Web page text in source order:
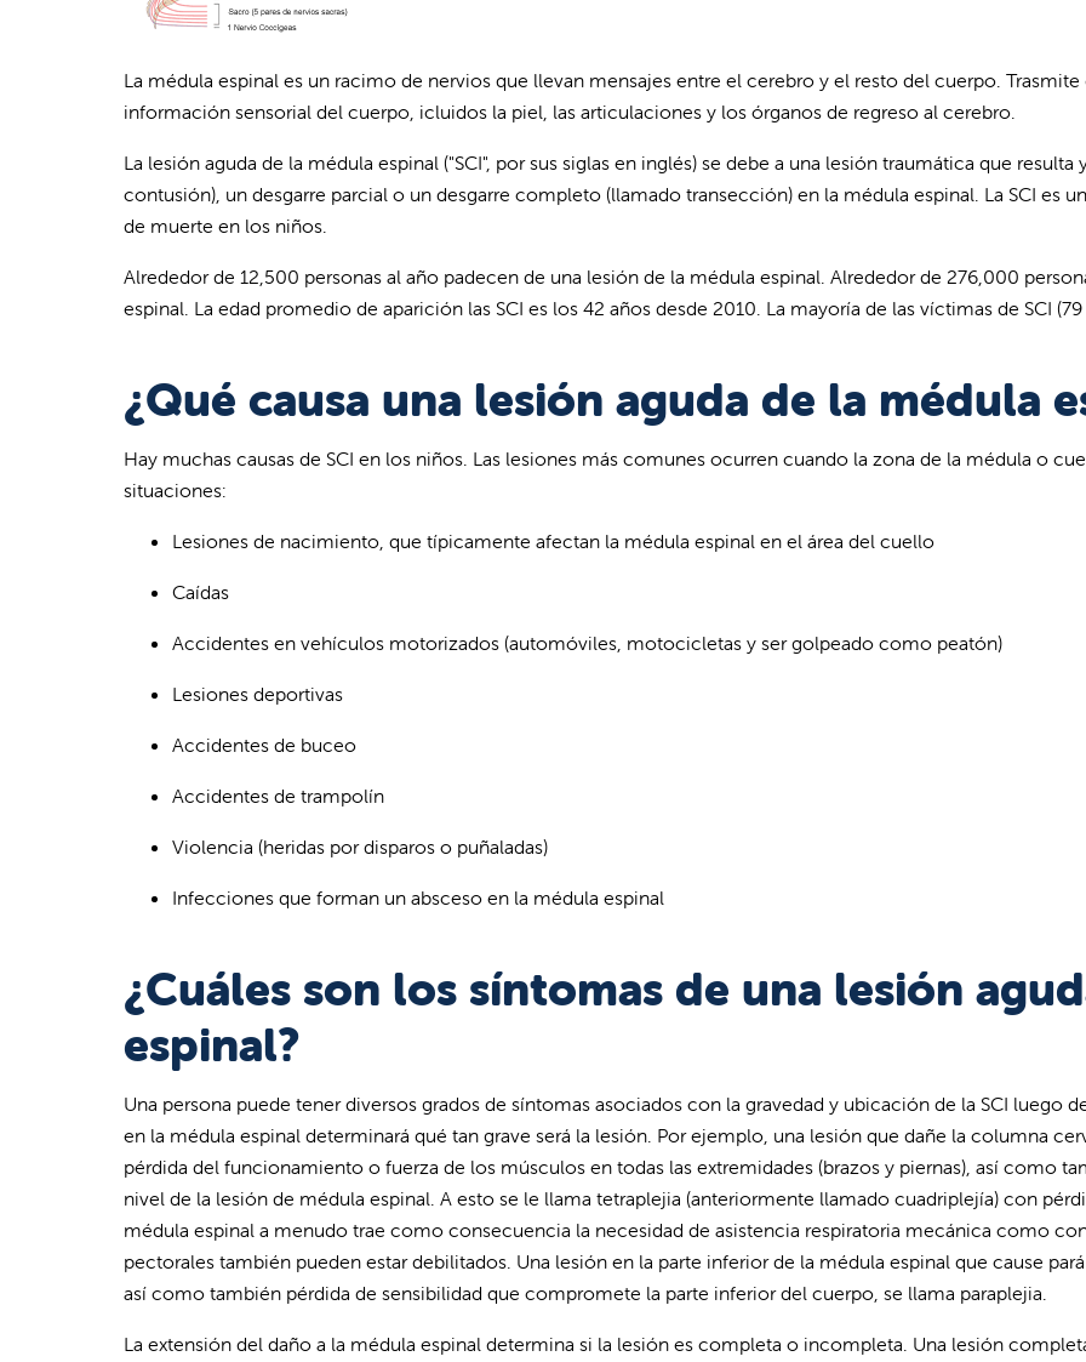
La médula espinal es un racimo de nervios que llevan mensajes entre el cerebro y el resto del cuerpo.
información sensorial del cuerpo, icluidos la piel, las articulaciones y los órganos de regreso al cerebro.
La lesión aguda de la médula espinal ("SCI", por sus siglas en inglés) se debe a una lesión traumática que
contusión), un desgarre parcial o un desgarre completo (llamado transección) en la médula espinal. La SCI es
de muerte en los niños.
Alrededor de 12,500 personas al año padecen de una lesión de la médula espinal. Alrededor de 276,000
espinal. La edad promedio de aparición las SCI es los 42 años desde 2010. La mayoría de las víctimas de SCI
¿Qué causa una lesión aguda de la médula
Hay muchas causas de SCI en los niños. Las lesiones más comunes ocurren cuando la zona de la médula o
situaciones:
Lesiones de nacimiento, que típicamente afectan la médula espinal en el área del cuello
Caídas
Accidentes en vehículos motorizados (automóviles, motocicletas y ser golpeado como peatón)
Lesiones deportivas
Accidentes de buceo
Accidentes de trampolín
Violencia (heridas por disparos o puñaladas)
Infecciones que forman un absceso en la médula espinal
¿Cuáles son los síntomas de una lesión
espinal?
Una persona puede tener diversos grados de síntomas asociados con la gravedad y ubicación de la SCI luego
en la médula espinal determinará qué tan grave será la lesión. Por ejemplo, una lesión que dañe la columna
pérdida del funcionamiento o fuerza de los músculos en todas las extremidades (brazos y piernas), así como
nivel de la lesión de médula espinal. A esto se le llama tetraplejia (anteriormente llamado cuadriplejía) con
médula espinal a menudo trae como consecuencia la necesidad de asistencia respiratoria mecánica como
pectorales también pueden estar debilitados. Una lesión en la parte inferior de la médula espinal que cause
así como también pérdida de sensibilidad que compromete la parte inferior del cuerpo, se llama paraplejia.
La extensión del daño a la médula espinal determina si la lesión es completa o incompleta. Una lesión